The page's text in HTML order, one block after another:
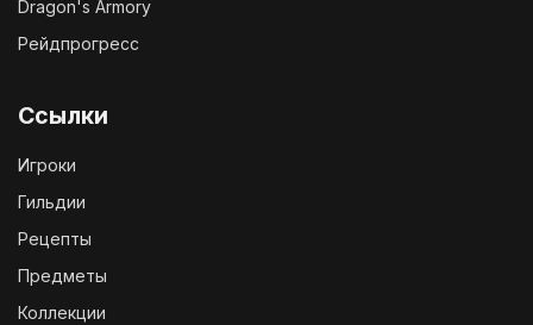
Dragon's Armory
Рейдпрогресс
Ссылки
Игроки
Гильдии
Рецепты
Предметы
Коллекции